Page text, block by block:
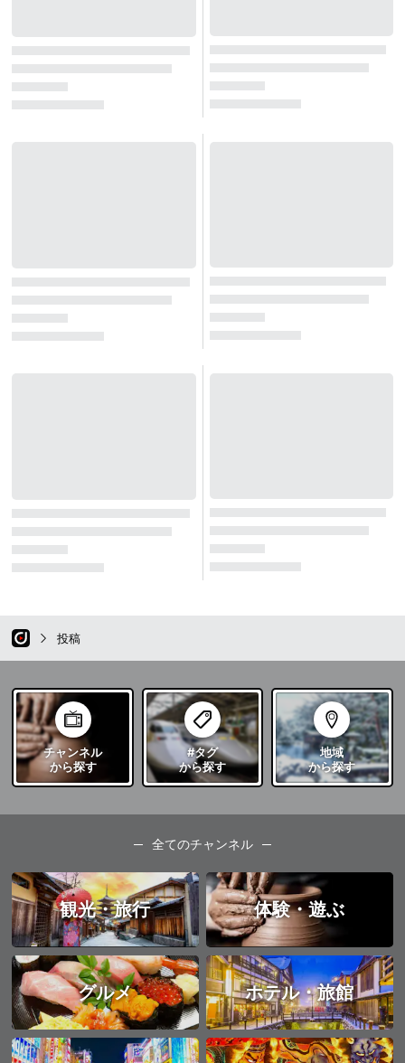
投稿
チャンネル
から探す
#タグ
から探す
地域
から探す
全てのチャンネル
観光・旅行 体験・遊ぶ
グルメ ホテル・旅館